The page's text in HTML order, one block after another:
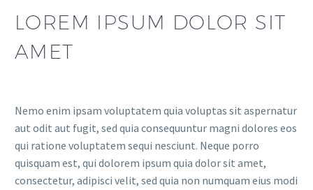
LOREM IPSUM DOLOR SIT
AMET
Nemo enim ipsam voluptatem quia voluptas sit aspernatur
aut odit aut fugit, sed quia consequuntur magni dolores eos
qui ratione voluptatem sequi nesciunt. Neque porro
quisquam est, qui dolorem ipsum quia dolor sit amet,
consectetur, adipisci velit, sed quia non numquam eius modi